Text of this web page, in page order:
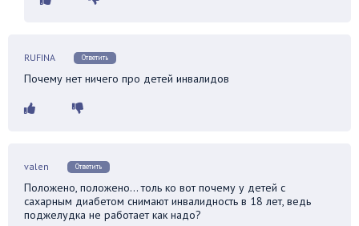
RUFINA Ответить
Почему нет ничего про детей инвалидов
valen Ответить
Положено, положено… толь ко вот почему у детей с
сахарным диабетом снимают инвалидность в 18 лет, ведь
поджелудка не работает как надо?